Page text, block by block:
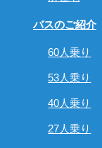
バスのご紹介
60人乗り
53人乗り
40人乗り
27人乗り